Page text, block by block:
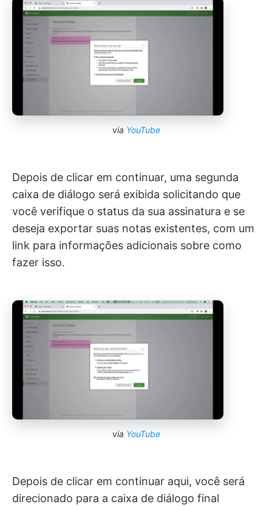
via YouTube
Depois de clicar em continuar, uma segunda
caixa de diálogo será exibida solicitando que
você verifique o status da sua assinatura e se
deseja exportar suas notas existentes, com um
link para informações adicionais sobre como
fazer isso.
via YouTube
Depois de clicar em continuar aqui, você será
direcionado para a caixa de diálogo final